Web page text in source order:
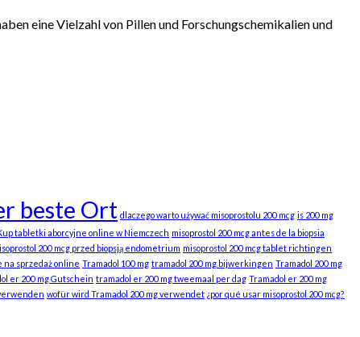
eine Vielzahl von Pillen und Forschungschemikalien und
beste Ort dlaczego warto używać misoprostolu 200 mcg is 200 mg
tabletki aborcyjne online w Niemczech misoprostol 200 mcg antes de la biopsia
200 mcg przed biopsją endometrium misoprostol 200 mcg tablet richtingen
sprzedaż online Tramadol 100 mg tramadol 200 mg bijwerkingen Tramadol 200 mg
er 200 mg Gutschein tramadol er 200 mg tweemaal per dag Tramadol er 200 mg
wofür wird Tramadol 200 mg verwendet ¿por qué usar misoprostol 200 mcg?